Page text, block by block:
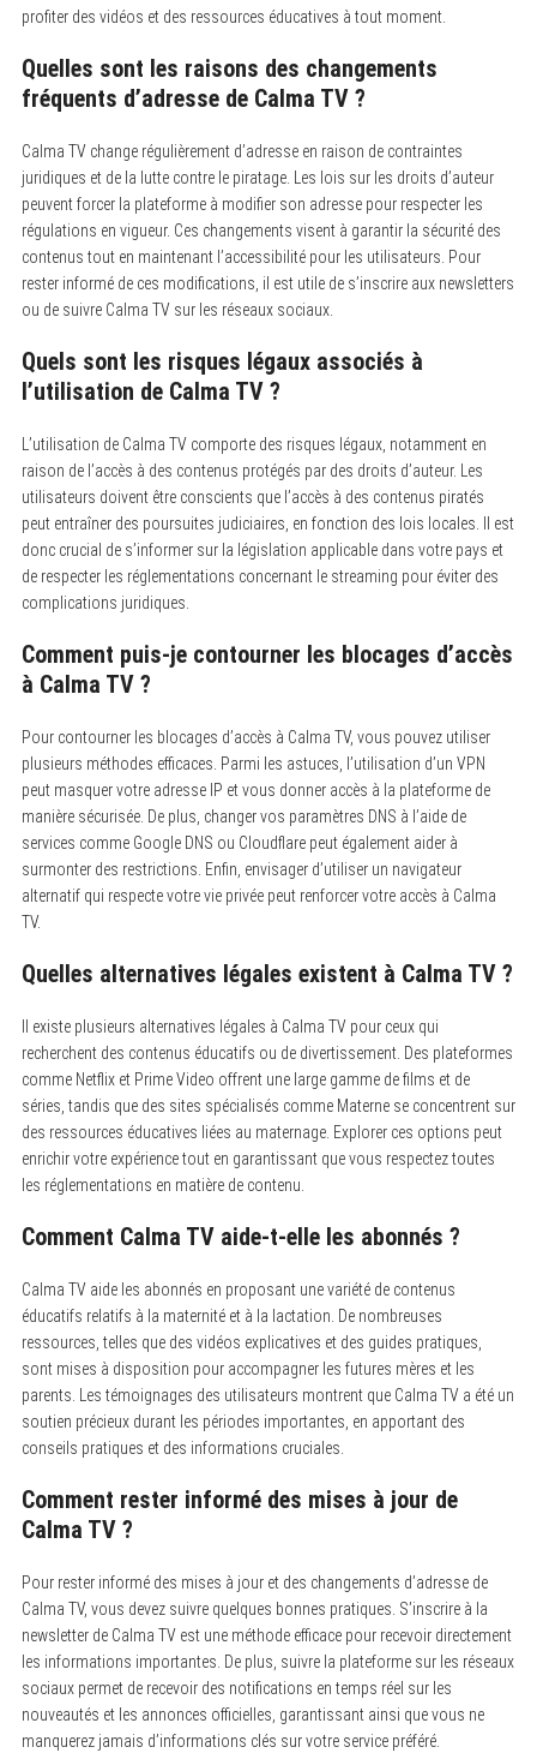
profiter des vidéos et des ressources éducatives à tout moment.
Quelles sont les raisons des changements
fréquents d’adresse de Calma TV ?
Calma TV change régulièrement d’adresse en raison de contraintes
juridiques et de la lutte contre le piratage.
Les lois sur les droits d’auteur
peuvent forcer la plateforme à modifier son adresse pour respecter les
régulations en vigueur. Ces changements visent à garantir la sécurité des
contenus tout en maintenant l’accessibilité pour les utilisateurs. Pour
rester informé de ces modifications, il est utile de s’inscrire aux newsletters
ou de suivre Calma TV sur les réseaux sociaux.
Quels sont les risques légaux associés à
l’utilisation de Calma TV ?
L’utilisation de Calma TV comporte des risques légaux, notamment en
raison de l’accès à des contenus protégés par des droits d’auteur.
Les
utilisateurs doivent être conscients que l’accès à des contenus piratés
peut entraîner des poursuites judiciaires, en fonction des lois locales. Il est
donc crucial de s’informer sur la législation applicable dans votre pays et
de respecter les réglementations concernant le streaming pour éviter des
complications juridiques.
Comment puis-je contourner les blocages d’accès
à Calma TV ?
Pour contourner les blocages d’accès à Calma TV, vous pouvez utiliser
plusieurs méthodes efficaces. Parmi les astuces, l’utilisation d’un VPN
peut masquer votre adresse IP et vous donner accès à la plateforme de
manière sécurisée. De plus, changer vos paramètres DNS à l’aide de
services comme Google DNS ou Cloudflare peut également aider à
surmonter des restrictions. Enfin, envisager d’utiliser un navigateur
alternatif qui respecte votre vie privée peut renforcer votre accès à Calma
TV.
Quelles alternatives légales existent à Calma TV ?
Il existe plusieurs alternatives légales à Calma TV pour ceux qui
recherchent des contenus éducatifs ou de divertissement. Des plateformes
comme Netflix et Prime Video offrent une large gamme de films et de
séries, tandis que des sites spécialisés comme Materne se concentrent sur
des ressources éducatives liées au maternage. Explorer ces options peut
enrichir votre expérience tout en garantissant que vous respectez toutes
les réglementations en matière de contenu.
Comment Calma TV aide-t-elle les abonnés ?
Calma TV aide les abonnés en proposant une variété de contenus
éducatifs relatifs à la maternité et à la lactation. De nombreuses
ressources, telles que des vidéos explicatives et des guides pratiques,
sont mises à disposition pour accompagner les futures mères et les
parents. Les témoignages des utilisateurs montrent que Calma TV a été un
soutien précieux durant les périodes importantes, en apportant des
conseils pratiques et des informations cruciales.
Comment rester informé des mises à jour de
Calma TV ?
Pour rester informé des mises à jour et des changements d’adresse de
Calma TV, vous devez suivre quelques bonnes pratiques. S’inscrire à la
newsletter de Calma TV est une méthode efficace pour recevoir directement
les informations importantes. De plus, suivre la plateforme sur les réseaux
sociaux permet de recevoir des notifications en temps réel sur les
nouveautés et les annonces officielles, garantissant ainsi que vous ne
manquerez jamais d’informations clés sur votre service préféré.